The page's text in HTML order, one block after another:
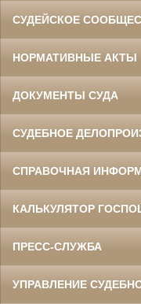
СУДЕЙСКОЕ
НОРМАТИВНЫЕ АКТЫ
ДОКУМЕНТЫ СУДА
СУДЕБНОЕ
СПРАВОЧНАЯ
КАЛЬКУЛЯТОР
ПРЕСС-СЛУЖБА
УПРАВЛЕНИЕ